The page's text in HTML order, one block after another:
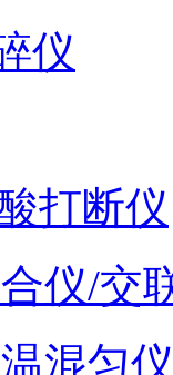
仪
打断仪
仪/交
混匀仪